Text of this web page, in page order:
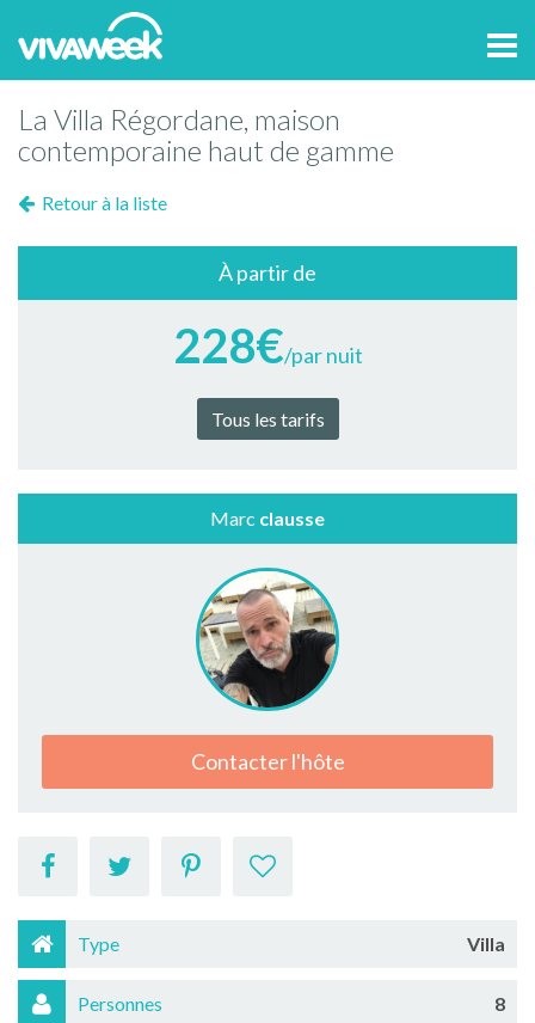
La Villa Régordane, maison
contemporaine haut de gamme
Retour à la liste
À partir de
228€/par nuit
Tous les tarifs
Marc clausse
Contacter l'hôte
Type Villa
Personnes 8